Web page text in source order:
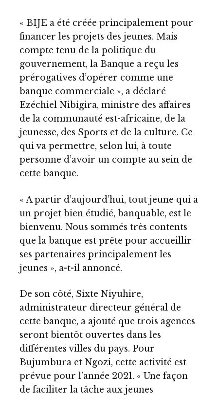
« BIJE a été créée principalement pour
financer les projets des jeunes. Mais
compte tenu de la politique du
gouvernement, la Banque a reçu les
prérogatives d’opérer comme une
banque commerciale », a déclaré
Ezéchiel Nibigira, ministre des affaires
de la communauté est-africaine, de la
jeunesse, des Sports et de la culture. Ce
qui va permettre, selon lui, à toute
personne d’avoir un compte au sein de
cette banque.
« A partir d’aujourd’hui, tout jeune qui a
un projet bien étudié, banquable, est le
bienvenu. Nous sommés très contents
que la banque est prête pour accueillir
ses partenaires principalement les
jeunes », a-t-il annoncé.
De son côté, Sixte Niyuhire,
administrateur directeur général de
cette banque, a ajouté que trois agences
seront bientôt ouvertes dans les
différentes villes du pays. Pour
Bujumbura et Ngozi, cette activité est
prévue pour l’année 2021. « Une façon
de faciliter la tâche aux jeunes